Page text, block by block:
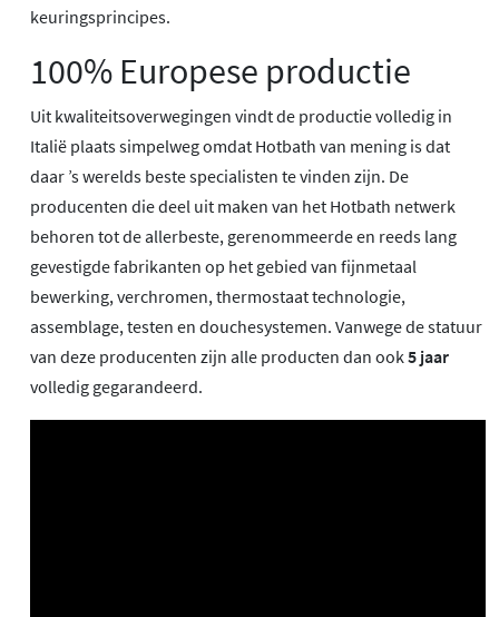
keuringsprincipes.
100% Europese productie
Uit kwaliteitsoverwegingen vindt de productie volledig in
Italië plaats simpelweg omdat Hotbath van mening is dat
daar ’s werelds beste specialisten te vinden zijn. De
producenten die deel uit maken van het Hotbath netwerk
behoren tot de allerbeste, gerenommeerde en reeds lang
gevestigde fabrikanten op het gebied van fijnmetaal
bewerking, verchromen, thermostaat technologie,
assemblage, testen en douchesystemen. Vanwege de statuur
van deze producenten zijn alle producten dan ook5 jaar
volledig gegarandeerd.